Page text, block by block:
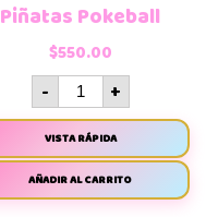
Piñatas Pokeball
$550.00
- +
VISTA RÁPIDA
AÑADIR AL CARRITO